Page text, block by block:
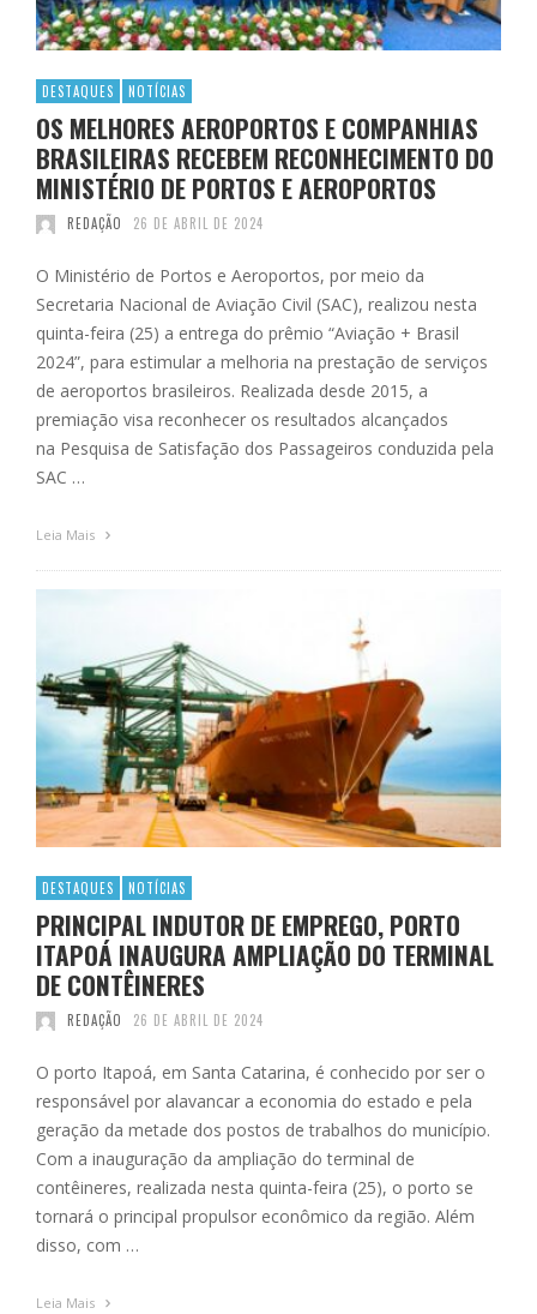
DESTAQUES NOTÍCIAS
OS MELHORES AEROPORTOS E COMPANHIAS
BRASILEIRAS RECEBEM RECONHECIMENTO DO
MINISTÉRIO DE PORTOS E AEROPORTOS
REDAÇÃO 26 DE ABRIL DE 2024
O Ministério de Portos e Aeroportos, por meio da
Secretaria Nacional de Aviação Civil (SAC), realizou nesta
quinta-feira (25) a entrega do prêmio “Aviação + Brasil
2024”, para estimular a melhoria na prestação de serviços
de aeroportos brasileiros. Realizada desde 2015, a
premiação visa reconhecer os resultados alcançados
na Pesquisa de Satisfação dos Passageiros conduzida pela
SAC …
Leia Mais
DESTAQUES NOTÍCIAS
PRINCIPAL INDUTOR DE EMPREGO, PORTO
ITAPOÁ INAUGURA AMPLIAÇÃO DO TERMINAL
DE CONTÊINERES
REDAÇÃO 26 DE ABRIL DE 2024
O porto Itapoá, em Santa Catarina, é conhecido por ser o
responsável por alavancar a economia do estado e pela
geração da metade dos postos de trabalhos do município.
Com a inauguração da ampliação do terminal de
contêineres, realizada nesta quinta-feira (25), o porto se
tornará o principal propulsor econômico da região. Além
disso, com …
Leia Mais